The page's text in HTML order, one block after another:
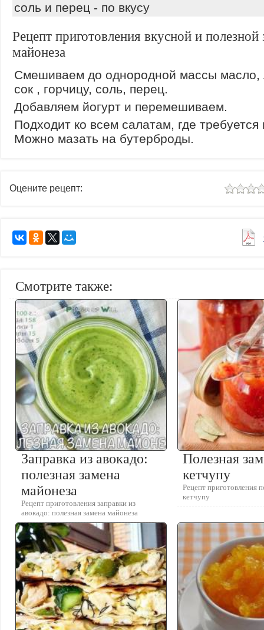
соль и перец - по вкусу
Рецепт приготовления вкусной и
майонеза
Смешиваем до однородной массы
сок , горчицу, соль, перец.
Добавляем йогурт и перемешиваем.
Подходит ко всем салатам, где
Можно мазать на бутерброды.
Оцените рецепт:
Смотрите также:
Заправка из авокадо:
полезная замена
майонеза
Рецепт приготовления заправки из
авокадо: полезная замена майонеза
Полезная
кетчупу
Рецепт приготовления
кетчупу